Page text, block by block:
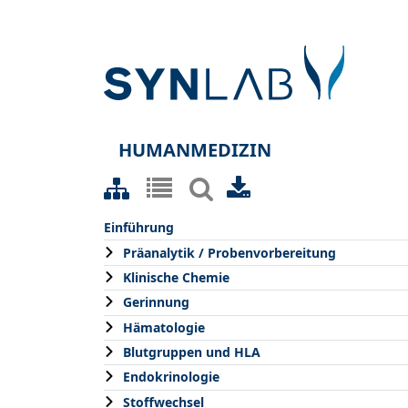
HUMANMEDIZIN
Einführung
Präanalytik / Probenvorbereitung
Klinische Chemie
Gerinnung
Hämatologie
Blutgruppen und HLA
Endokrinologie
Stoffwechsel